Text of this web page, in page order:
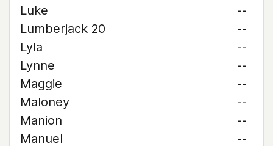
Luke
--
Lumberjack 20
--
Lyla
--
Lynne
--
Maggie
--
Maloney
--
Manion
--
Manuel
--